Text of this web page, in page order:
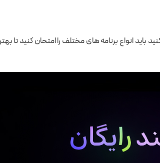
انواع برنامه های مختلف را امتحان کنید تا